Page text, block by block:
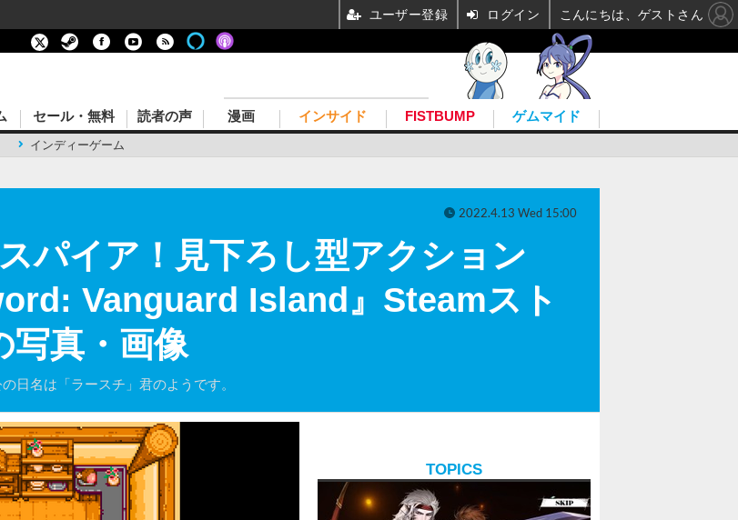
インディーゲーム
セール・無料 読者の声 漫画 インサイド FISTBUMP ゲムマイド
パイア！見下ろし型アクション
Vanguard Island』Steamスト
写真・画像
日名は「ラースチ」君のようです。
2022.4.13 Wed 15:00
TOPICS
ユーザー登録 ログイン こんにちは、ゲストさん